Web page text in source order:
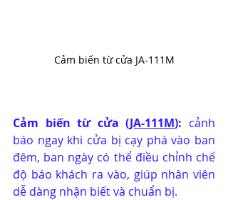
Cảm biến từ cửa JA-111M
Cảm biến từ cửa (JA-111M): cảnh
báo ngay khi cửa bị cạy phá vào ban
đêm, ban ngày có thể điều chỉnh chế
độ báo khách ra vào, giúp nhân viên
dễ dàng nhận biết và chuẩn bị.